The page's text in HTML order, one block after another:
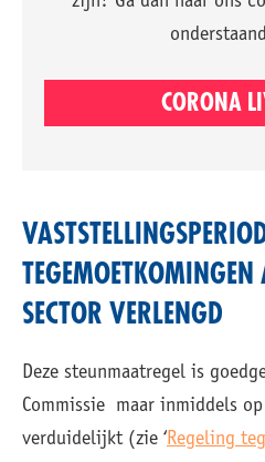
CORONA
TEGEMOETKOMINGEN
SECTOR VERLENGD
Deze steunmaatregel is
Commissie maar inmiddels
verduidelijkt (zie ‘Regeling